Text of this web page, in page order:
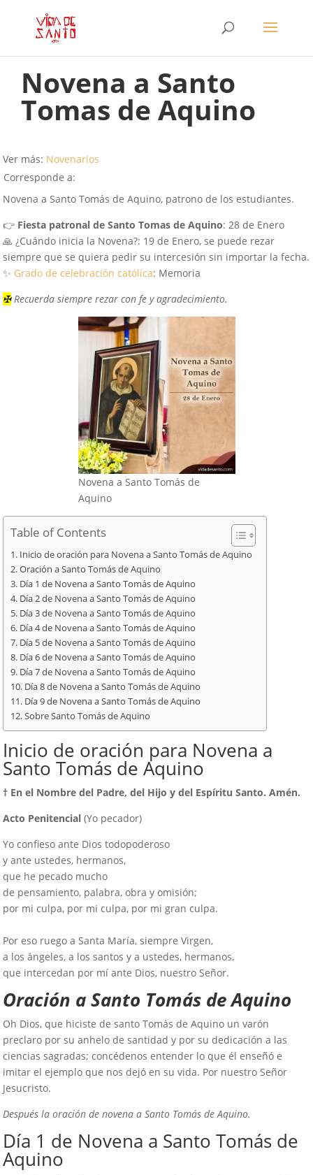
Novena a Santo
Tomas de Aquino
Ver más: Novenarios
Corresponde a:
Novena a Santo Tomás de Aquino, patrono de los estudiantes.
👉 Fiesta patronal de Santo Tomas de Aquino: 28 de Enero
🙏 ¿Cuándo inicia la Novena?: 19 de Enero, se puede rezar
siempre que se quiera pedir su intercesión sin importar la fecha.
✨ Grado de celebración católica: Memoria
✠Recuerda siempre rezar con fe y agradecimiento.
Novena a Santo Tomás de
Aquino
Table of Contents
Inicio de oración para Novena a Santo Tomás de Aquino
Oración a Santo Tomás de Aquino
Día 1 de Novena a Santo Tomás de Aquino
Día 2 de Novena a Santo Tomás de Aquino
Día 3 de Novena a Santo Tomás de Aquino
Día 4 de Novena a Santo Tomás de Aquino
Día 5 de Novena a Santo Tomás de Aquino
Día 6 de Novena a Santo Tomás de Aquino
Día 7 de Novena a Santo Tomás de Aquino
Día 8 de Novena a Santo Tomás de Aquino
Día 9 de Novena a Santo Tomás de Aquino
Sobre Santo Tomás de Aquino
Inicio de oración para Novena a
Santo Tomás de Aquino
† En el Nombre del Padre, del Hijo y del Espíritu Santo. Amén.
Acto Penitencial (Yo pecador)
Yo confieso ante Dios todopoderoso
y ante ustedes, hermanos,
que he pecado mucho
de pensamiento, palabra, obra y omisión;
por mi culpa, por mi culpa, por mi gran culpa.
Por eso ruego a Santa María, siempre Virgen,
a los ángeles, a los santos y a ustedes, hermanos,
que intercedan por mí ante Dios, nuestro Señor.
Oración a Santo Tomás de Aquino
Oh Dios, que hiciste de santo Tomás de Aquino un varón
preclaro por su anhelo de santidad y por su dedicación a las
ciencias sagradas; concédenos entender lo que él enseñó e
imitar el ejemplo que nos dejó en su vida. Por nuestro Señor
Jesucristo.
Después la oración de novena a Santo Tomás de Aquino.
Día 1 de Novena a Santo Tomás de
Aquino